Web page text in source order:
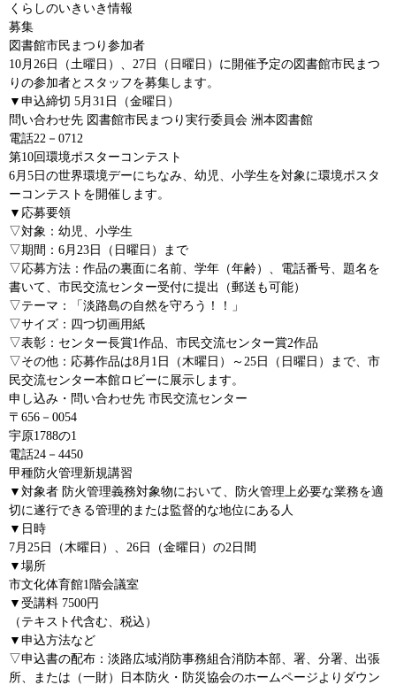
くらしのいきいき情報
募集
図書館市民まつり参加者
10月26日（土曜日）、27日（日曜日）に開催予定の図書館市民まつ
りの参加者とスタッフを募集します。
▼申込締切 5月31日（金曜日）
問い合わせ先 図書館市民まつり実行委員会 洲本図書館
電話22－0712
第10回環境ポスターコンテスト
6月5日の世界環境デーにちなみ、幼児、小学生を対象に環境ポスタ
ーコンテストを開催します。
▼応募要領
▽対象：幼児、小学生
▽期間：6月23日（日曜日）まで
▽応募方法：作品の裏面に名前、学年（年齢）、電話番号、題名を
書いて、市民交流センター受付に提出（郵送も可能）
▽テーマ：「淡路島の自然を守ろう！！」
▽サイズ：四つ切画用紙
▽表彰：センター長賞1作品、市民交流センター賞2作品
▽その他：応募作品は8月1日（木曜日）～25日（日曜日）まで、市
民交流センター本館ロビーに展示します。
申し込み・問い合わせ先 市民交流センター
〒656－0054
宇原1788の1
電話24－4450
甲種防火管理新規講習
▼対象者 防火管理義務対象物において、防火管理上必要な業務を適
切に遂行できる管理的または監督的な地位にある人
▼日時
7月25日（木曜日）、26日（金曜日）の2日間
▼場所
市文化体育館1階会議室
▼受講料 7500円
（テキスト代含む、税込）
▼申込方法など
▽申込書の配布：淡路広域消防事務組合消防本部、署、分署、出張
所、または（一財）日本防火・防災協会のホームページよりダウン